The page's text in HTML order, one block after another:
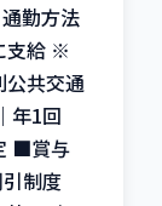
勤方法
支給 ※
公共交通
年1回
■賞与
制度